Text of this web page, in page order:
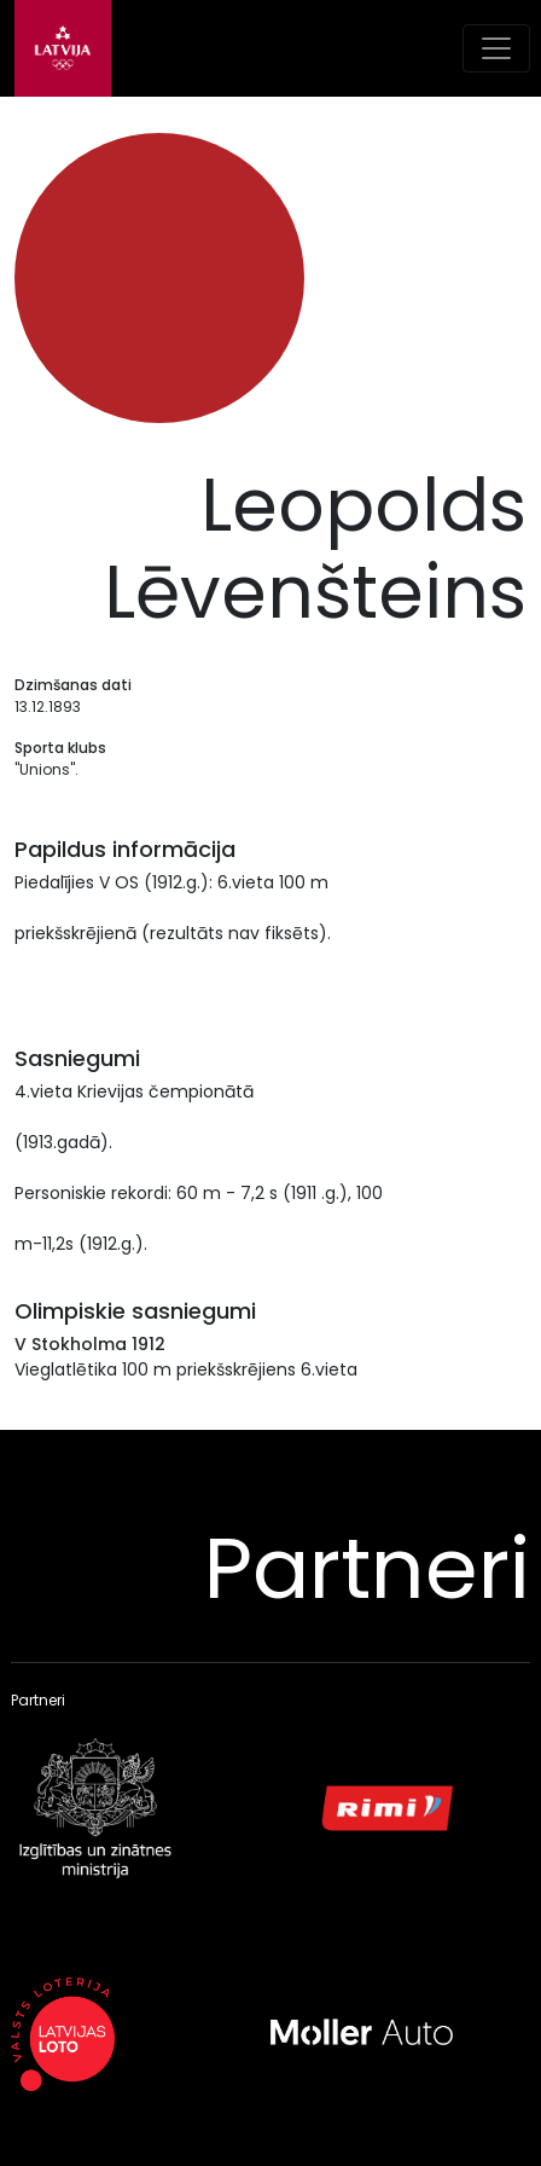
Leopolds
Lēvenšteins
Dzimšanas dati
13.12.1893
Sporta klubs
"Unions".
Papildus informācija
Piedalījies V OS (1912.g.): 6.vieta 100 m
priekšskrējienā (rezultāts nav fiksēts).
Sasniegumi
4.vieta Krievijas čempionātā
(1913.gadā).
Personiskie rekordi: 60 m - 7,2 s (1911 .g.), 100
m-11,2s (1912.g.).
Olimpiskie sasniegumi
V Stokholma 1912
Vieglatlētika 100 m priekšskrējiens 6.vieta
Partneri
Partneri